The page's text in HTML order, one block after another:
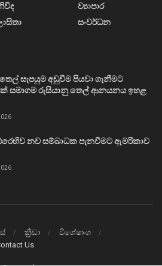
ව්‍යාපාර
සංවර්ධන
තෙල් සැපයුම අඩුවීම පියවා ගැනීමට
සමාගම රුසියානු තෙල් ආනයනය ඉහළ
නව සම්බාධක පැනවීමට ඇමරිකාව
ක්‍රීඩා
විශේෂාංග
Us